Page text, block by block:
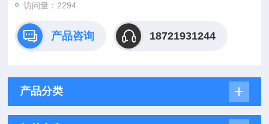
访问量：2294
产品咨询 18721931244
产品分类